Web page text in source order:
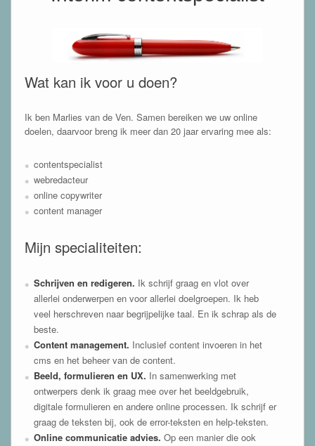
Wat kan ik voor u doen?
Ik ben Marlies van de Ven. Samen bereiken we uw online
doelen, daarvoor breng ik meer dan 20 jaar ervaring mee als:
contentspecialist
webredacteur
online copywriter
content manager
Mijn specialiteiten:
Schrijven en redigeren. Ik schrijf graag en vlot over
allerlei onderwerpen en voor allerlei doelgroepen. Ik heb
veel herschreven naar begrijpelijke taal. En ik schrap als de
beste.
Content management. Inclusief content invoeren in het
cms en het beheer van de content.
Beeld, formulieren en UX. In samenwerking met
ontwerpers denk ik graag mee over het beeldgebruik,
digitale formulieren en andere online processen. Ik schrijf er
graag de teksten bij, ook de error-teksten en help-teksten.
Online communicatie advies. Op een manier die ook